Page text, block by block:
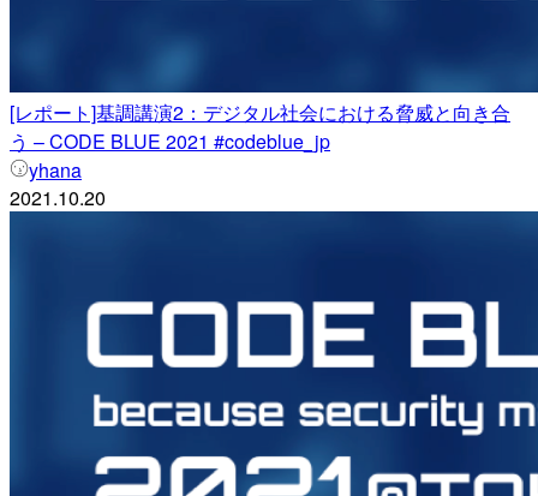
[レポート]基調講演2：デジタル社会における脅威と向き合
う – CODE BLUE 2021 #codeblue_jp
yhana
2021.10.20